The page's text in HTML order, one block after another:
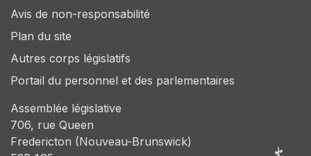
Avis de non-responsabilité
Plan du site
Autres corps législatifs
Portail du personnel et des parlementaires
Assemblée législative
706, rue Queen
Fredericton (Nouveau-Brunswick)